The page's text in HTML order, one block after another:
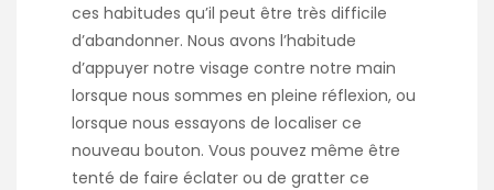
ces habitudes qu’il peut être très difficile
d’abandonner. Nous avons l’habitude
d’appuyer notre visage contre notre main
lorsque nous sommes en pleine réflexion, ou
lorsque nous essayons de localiser ce
nouveau bouton. Vous pouvez même être
tenté de faire éclater ou de gratter ce